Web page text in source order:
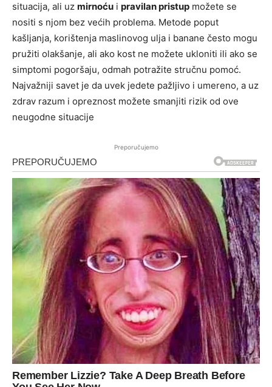
situacija, ali uz mirnoću i pravilan pristup možete se
nositi s njom bez većih problema. Metode poput
kašljanja, korištenja maslinovog ulja i banane često mogu
pružiti olakšanje, ali ako kost ne možete ukloniti ili ako se
simptomi pogoršaju, odmah potražite stručnu pomoć.
Najvažniji savet je da uvek jedete pažljivo i umereno, a uz
zdrav razum i opreznost možete smanjiti rizik od ove
neugodne situacije
Preporučujemo